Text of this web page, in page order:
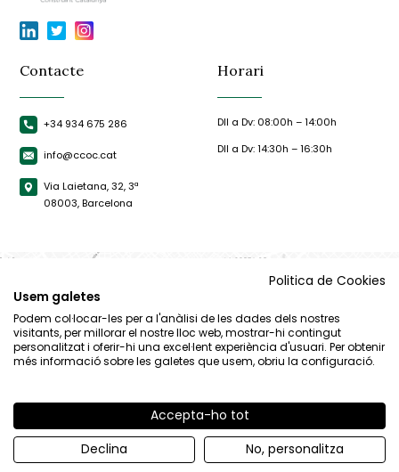
Contacte
+34 934 675 286
info@ccoc.cat
Via Laietana, 32, 3ª
08003, Barcelona
Horari
Dll a Dv: 08:00h – 14:00h
Dll a Dv: 14:30h – 16:30h
Avís Legal Política de privacitat | Política de cookies
By 100x100.net
Politica de Cookies
Usem galetes
Podem col·locar-les per a l'anàlisi de les dades dels nostres
visitants, per millorar el nostre lloc web, mostrar-hi contingut
personalitzat i oferir-hi una excel·lent experiència d'usuari. Per obtenir
més informació sobre les galetes que usem, obriu la configuració.
Accepta-ho tot
Declina
No, personalitza